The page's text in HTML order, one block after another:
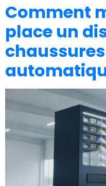
Comment
place un